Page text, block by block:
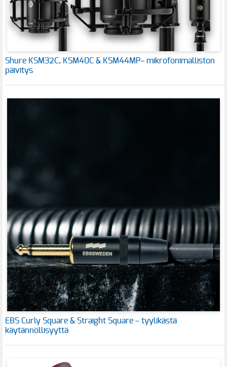
Shure KSM32C, KSM40C & KSM44MP– mikrofonimalliston
päivitys
EBS Curly Square & Straight Square – tyylikästä
käytännöllisyyttä